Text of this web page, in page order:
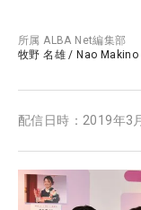
所属ALBA Net編集部
牧野 名雄 / Nao Makino
配信日時： 2019年3